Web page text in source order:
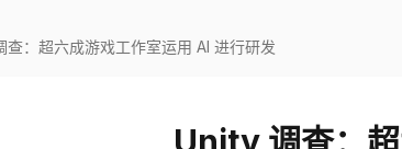
查：超六成游戏工作室运用 AI 进行研发